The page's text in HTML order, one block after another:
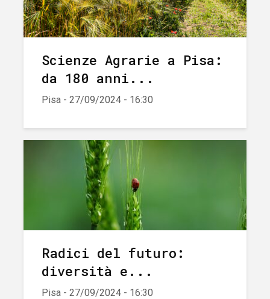
Scienze Agrarie a Pisa:
da 180 anni...
Pisa - 27/09/2024 - 16:30
Radici del futuro:
diversità e...
Pisa - 27/09/2024 - 16:30